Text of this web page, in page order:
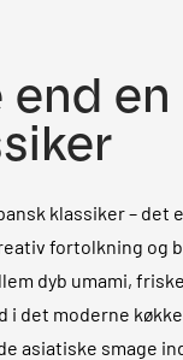
en
klassiker – det
fortolkning og
dyb umami,
i det moderne
asiatiske smage